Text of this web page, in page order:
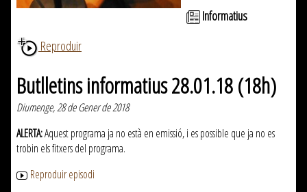
Informatius
Reproduir
Butlletins informatius 28.01.18 (18h)
Diumenge, 28 de Gener de 2018
ALERTA:Aquest programa ja no està en emissió, i es possible que ja no es
trobin els fitxers del programa.
Reproduir episodi